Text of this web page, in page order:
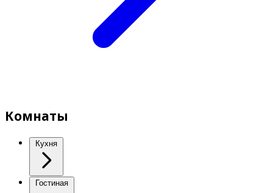
Комнаты
Кухня
Гостиная